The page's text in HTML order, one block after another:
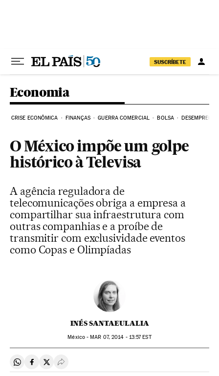
SUSCRÍBETE
Economia
CRISE ECONÔMICA FINANÇAS GUERRA COMERCIAL BOLSA DESEMPREGO
O México impõe um golpe
histórico à Televisa
A agência reguladora de
telecomunicações obriga a empresa a
compartilhar sua infraestrutura com
outras companhias e a proíbe de
transmitir com exclusividade eventos
como Copas e Olimpíadas
INÉS SANTAEULALIA
México -MAR 07, 2014 - 13:57EST
Compartir en Whatsapp
Compartir en Facebook
Compartir en Twitter
Desplegar Redes Sociales